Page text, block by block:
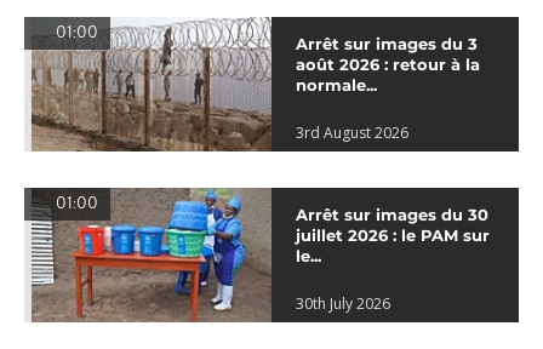
01:00
Arrêt sur images du 3
août 2026 : retour à la
normale...
3rd August 2026
01:00
Arrêt sur images du 30
juillet 2026 : le PAM sur
le...
30th July 2026